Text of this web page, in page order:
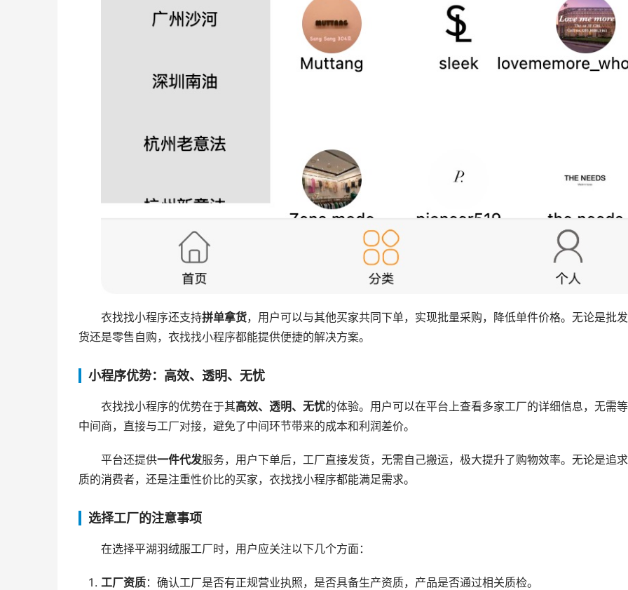
衣找找小程序还支持拼单拿货，用户可以与其他买家共同下单，实现批量采购，降低单件价格。无论是批
货还是零售自购，衣找找小程序都能提供便捷的解决方案。
小程序优势：高效、透明、无忧
衣找找小程序的优势在于其高效、透明、无忧的体验。用户可以在平台上查看多家工厂的详细信息，无需
中间商，直接与工厂对接，避免了中间环节带来的成本和利润差价。
平台还提供一件代发服务，用户下单后，工厂直接发货，无需自己搬运，极大提升了购物效率。无论是追
质的消费者，还是注重性价比的买家，衣找找小程序都能满足需求。
选择工厂的注意事项
在选择平湖羽绒服工厂时，用户应关注以下几个方面：
工厂资质：确认工厂是否有正规营业执照，是否具备生产资质，产品是否通过相关质检。